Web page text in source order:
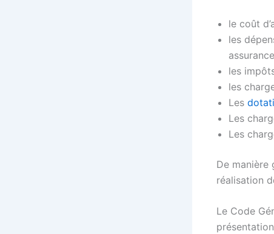
le coût
les
les
les
Les
Les
Les
De manière
réalisation
Le Code